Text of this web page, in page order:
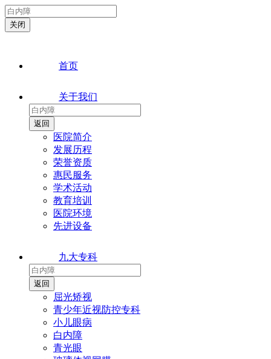
首页
关于我们
医院简介
发展历程
荣誉资质
惠民服务
学术活动
教育培训
医院环境
先进设备
九大专科
屈光矫视
青少年近视防控专科
小儿眼病
白内障
青光眼